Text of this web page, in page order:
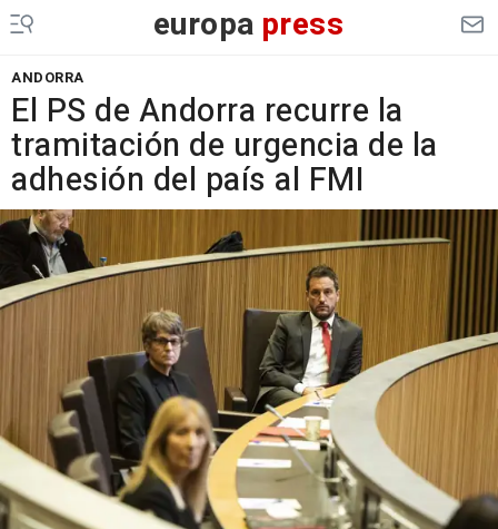
europa press
ANDORRA
El PS de Andorra recurre la
tramitación de urgencia de la
adhesión del país al FMI